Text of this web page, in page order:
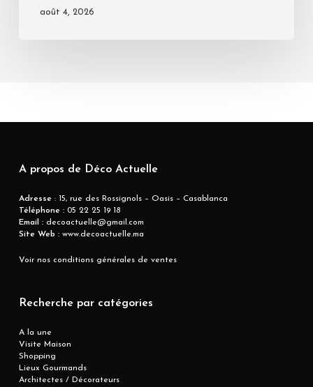
août 4, 2026
A propos de Déco Actuelle
Adresse : 15, rue des Rossignols – Oasis – Casablanca
Téléphone :05 22 25 19 18
Email :decoactuelle@gmail.com
Site Web :www.decoactuelle.ma
Voir nos conditions générales de ventes
Recherche par catégories
A la une
Visite Maison
Shopping
Lieux Gourmands
Architectes / Décorateurs